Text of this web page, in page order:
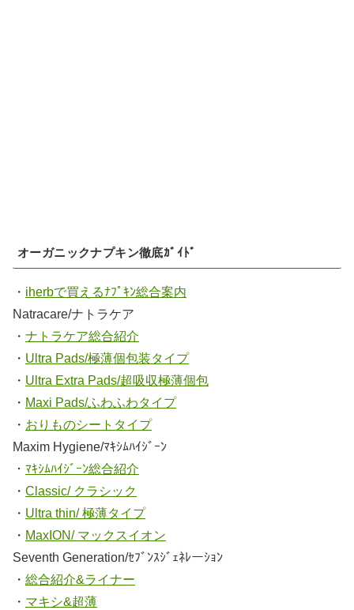
オーガニックナプキン徹底ｶﾞｲﾄﾞ
・ iherbで買えるﾅﾌﾟｷﾝ総合案内
Natracare/ナトラケア
・ ナトラケア総合紹介
・ Ultra Pads/極薄個包装タイプ
・ Ultra Extra Pads/超吸収極薄個包
・ Maxi Pads/ふわふわタイプ
・ おりものシートタイプ
Maxim Hygiene/ﾏｷｼﾑﾊｲｼﾞｰﾝ
・ ﾏｷｼﾑﾊｲｼﾞｰﾝ総合紹介
・ Classic/ クラシック
・ Ultra thin/ 極薄タイプ
・ MaxION/ マックスイオン
Seventh Generation/ｾﾌﾞﾝｽｼﾞｪﾈﾚーｼｮﾝ
・ 総合紹介&ライナー
・ マキシ&超薄